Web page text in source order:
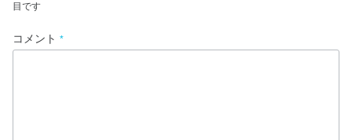
目です
コメント *